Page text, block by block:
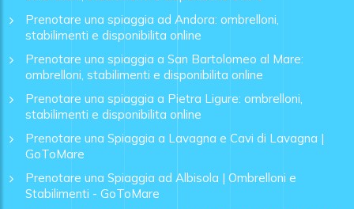
Prenotare una spiaggia ad Andora: ombrelloni,
stabilimenti e disponibilita online
Prenotare una spiaggia a San Bartolomeo al Mare:
ombrelloni, stabilimenti e disponibilita online
Prenotare una spiaggia a Pietra Ligure: ombrelloni,
stabilimenti e disponibilita online
Prenotare una Spiaggia a Lavagna e Cavi di Lavagna |
GoToMare
Prenotare una Spiaggia ad Albisola | Ombrelloni e
Stabilimenti - GoToMare